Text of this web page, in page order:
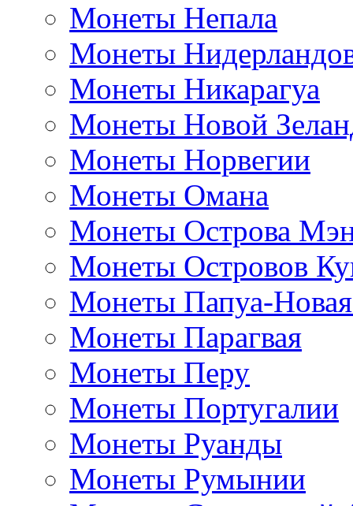
Монеты Непала
Монеты
Монеты Никарагуа
Монеты Новой
Монеты Норвегии
Монеты Омана
Монеты Острова
Монеты Островов
Монеты Папуа-
Монеты Парагвая
Монеты Перу
Монеты Португалии
Монеты Руанды
Монеты Румынии